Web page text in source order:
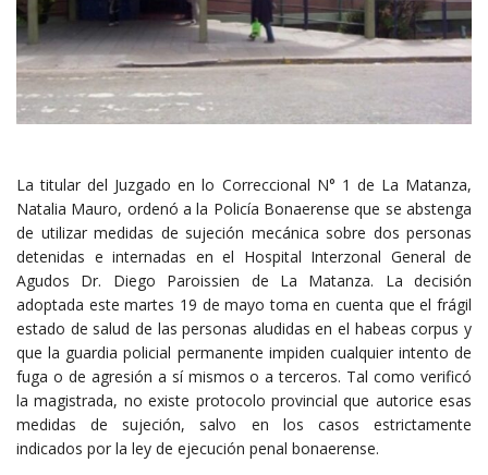
La titular del Juzgado en lo Correccional N° 1 de La Matanza,
Natalia Mauro, ordenó a la Policía Bonaerense que se abstenga
de utilizar medidas de sujeción mecánica sobre dos personas
detenidas e internadas en el Hospital Interzonal General de
Agudos Dr. Diego Paroissien de La Matanza. La decisión
adoptada este martes 19 de mayo toma en cuenta que el frágil
estado de salud de las personas aludidas en el habeas corpus y
que la guardia policial permanente impiden cualquier intento de
fuga o de agresión a sí mismos o a terceros. Tal como verificó
la magistrada, no existe protocolo provincial que autorice esas
medidas de sujeción, salvo en los casos estrictamente
indicados por la ley de ejecución penal bonaerense.